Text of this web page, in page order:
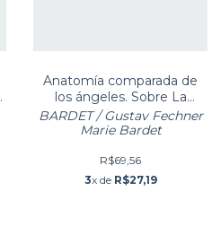
Anatomía comparada de
los ángeles. Sobre La
Danza
BARDET / Gustav Fechner
Marie Bardet
R$69,56
3x de R$27,19